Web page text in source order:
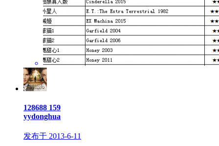
128688 159
yydonghua
发布于 2013-6-11